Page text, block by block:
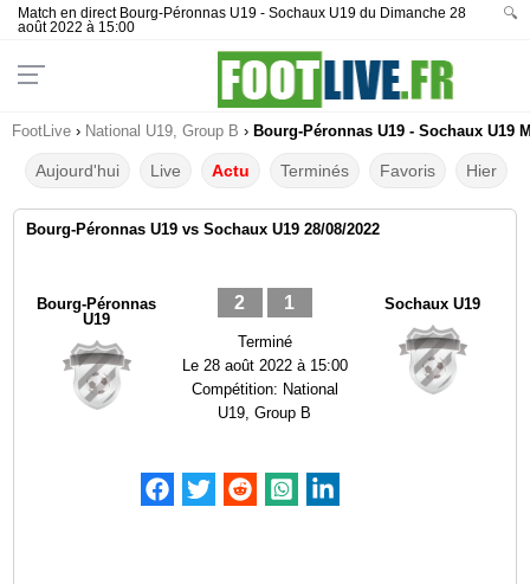
Match en direct Bourg-Péronnas U19 - Sochaux U19 du Dimanche 28
août 2022 à 15:00
🔍
FootLive › National U19, Group B › Bourg-Péronnas U19 - Sochaux U19
Aujourd'hui Live Actu Terminés Favoris Hier
Bourg-Péronnas U19 vs Sochaux U19 28/08/2022
Bourg-Péronnas
U19
2 1
Terminé
Le 28 août 2022 à 15:00
Compétition: National
U19, Group B
Sochaux U19